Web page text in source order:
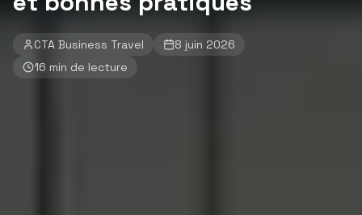
CTA Business Travel
8 juin 2026
16 min de lecture